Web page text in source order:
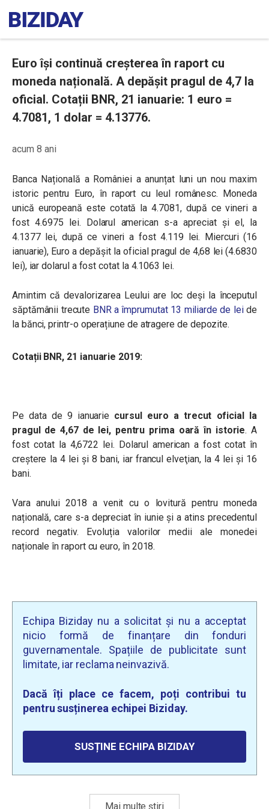
Euro își continuă creșterea în raport cu
moneda națională. A depășit pragul de 4,7 la
oficial. Cotații BNR, 21 ianuarie: 1 euro =
4.7081, 1 dolar = 4.13776.
acum 8 ani
Banca Națională a României a anunțat luni un nou maxim
istoric pentru Euro, în raport cu leul românesc. Moneda
unică europeană este cotată la 4.7081, după ce vineri a
fost 4.6975 lei. Dolarul american s-a apreciat și el, la
4.1377 lei, după ce vineri a fost 4.119 lei. Miercuri (16
ianuarie), Euro a depășit la oficial pragul de 4,68 lei (4.6830
lei), iar dolarul a fost cotat la 4.1063 lei.
Amintim că devalorizarea Leului are loc deși la începutul
săptămânii trecute BNR a împrumutat 13 miliarde de leide
la bănci, printr-o operațiune de atragere de depozite.
Cotații BNR, 21 ianuarie 2019:
Pe data de 9 ianuarie cursul euro a trecut oficial la
pragul de 4,67 de lei, pentru prima oară în istorie. A
fost cotat la 4,6722 lei. Dolarul american a fost cotat în
creştere la 4 lei şi 8 bani, iar francul elveţian, la 4 lei şi 16
bani.
Vara anului 2018 a venit cu o lovitură pentru moneda
națională, care s-a depreciat în iunie și a atins precedentul
record negativ. Evoluția valorilor medii ale monedei
naționale în raport cu euro, în 2018.
Echipa Biziday nu a solicitat și nu a acceptat
nicio formă de finanțare din fonduri
guvernamentale. Spațiile de publicitate sunt
limitate, iar reclama neinvazivă.
Dacă îți place ce facem, poți contribui tu
pentru susținerea echipei Biziday.
SUSȚINE ECHIPA BIZIDAY
Mai multe știri